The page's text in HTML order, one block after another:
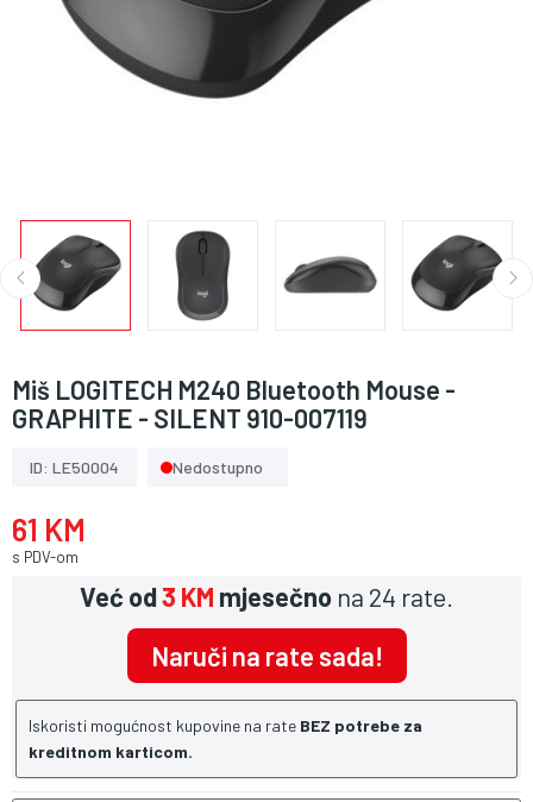
Miš LOGITECH M240 Bluetooth Mouse -
GRAPHITE - SILENT 910-007119
ID: LE50004 Nedostupno
61 KM
s PDV-om
Već od3 KM mjesečno na 24 rate.
Naruči na rate sada!
Iskoristi mogućnost kupovine na rate BEZ potrebe za
kreditnom karticom.